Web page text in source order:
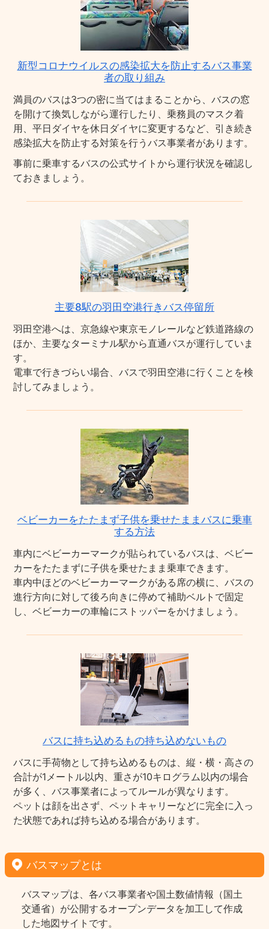
新型コロナウイルスの感染拡大を防止するバス事業
者の取り組み
満員のバスは3つの密に当てはまることから、バスの窓
を開けて換気しながら運行したり、乗務員のマスク着
用、平日ダイヤを休日ダイヤに変更するなど、引き続き
感染拡大を防止する対策を行うバス事業者があります。
事前に乗車するバスの公式サイトから運行状況を確認し
ておきましょう。
主要8駅の羽田空港行きバス停留所
羽田空港へは、京急線や東京モノレールなど鉄道路線の
ほか、主要なターミナル駅から直通バスが運行していま
す。
電車で行きづらい場合、バスで羽田空港に行くことを検
討してみましょう。
ベビーカーをたたまず子供を乗せたままバスに乗車
する方法
車内にベビーカーマークが貼られているバスは、ベビー
カーをたたまずに子供を乗せたまま乗車できます。
車内中ほどのベビーカーマークがある席の横に、バスの
進行方向に対して後ろ向きに停めて補助ベルトで固定
し、ベビーカーの車輪にストッパーをかけましょう。
バスに持ち込めるもの持ち込めないもの
バスに手荷物として持ち込めるものは、縦・横・高さの
合計が1メートル以内、重さが10キログラム以内の場合
が多く、バス事業者によってルールが異なります。
ペットは顔を出さず、ペットキャリーなどに完全に入っ
た状態であれば持ち込める場合があります。
バスマップとは
バスマップは、各バス事業者や国土数値情報（国土
交通省）が公開するオープンデータを加工して作成
した地図サイトです。